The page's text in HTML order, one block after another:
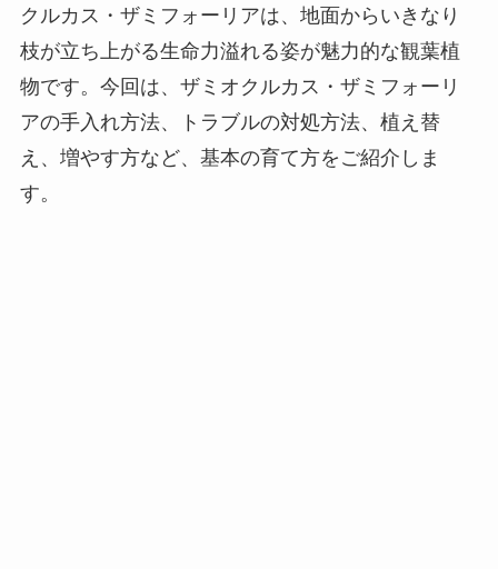
クルカス・ザミフォーリアは、地面からいきなり
枝が立ち上がる生命力溢れる姿が魅力的な観葉植
物です。今回は、ザミオクルカス・ザミフォーリ
アの手入れ方法、トラブルの対処方法、植え替
え、増やす方など、基本の育て方をご紹介しま
す。